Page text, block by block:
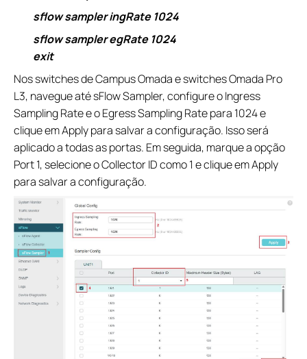
sflow sampler ingRate 1024
sflow sampler egRate 1024
exit
Nos switches de Campus Omada e switches Omada Pro
L3, navegue até sFlow Sampler, configure o Ingress
Sampling Rate e o Egress Sampling Rate para 1024 e
clique em Apply para salvar a configuração. Isso será
aplicado a todas as portas. Em seguida, marque a opção
Port 1, selecione o Collector ID como 1 e clique em Apply
para salvar a configuração.